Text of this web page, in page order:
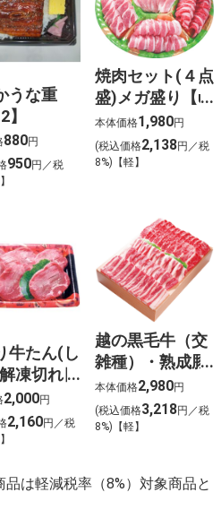
うな重
】
880円
950円／税
焼肉セット(４点
盛)メガ盛り【u-
13】
本体価格1,980円
(税込価格2,138円／税
8%)【軽】
牛たん(し
凍切れ目
u-15】
2,000円
2,160円／税
越の黒毛牛（交
雑種）・熟成豚
焼肉セット【u-
16】
本体価格2,980円
(税込価格3,218円／税
8%)【軽】
品は軽減税率（8%）対象商品と